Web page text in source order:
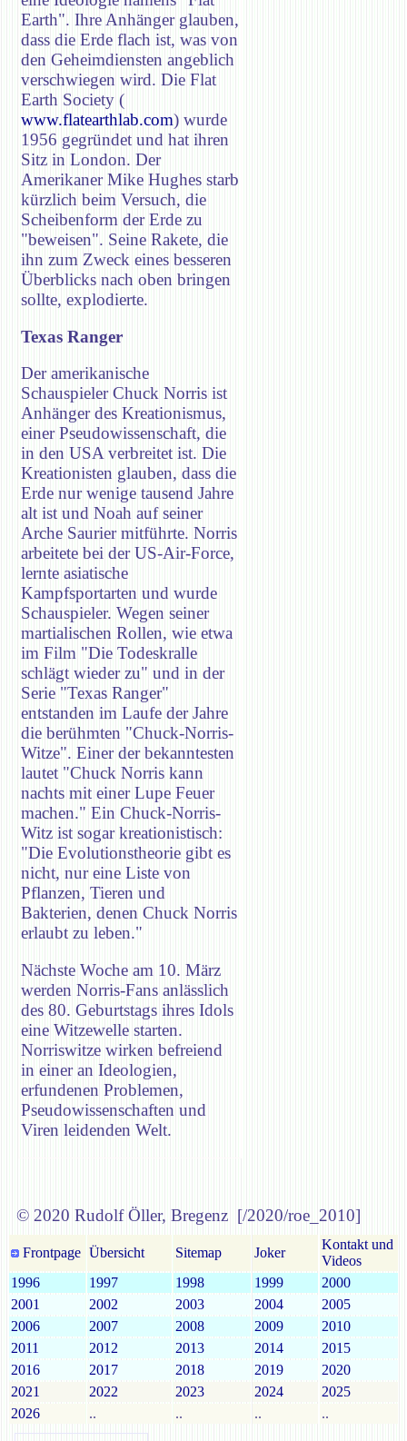
Earth". Ihre Anhänger glauben,
dass die Erde flach ist, was von
den Geheimdiensten angeblich
verschwiegen wird. Die Flat
Earth Society (
www.flatearthlab.com) wurde
1956 gegründet und hat ihren
Sitz in London. Der
Amerikaner Mike Hughes starb
kürzlich beim Versuch, die
Scheibenform der Erde zu
"beweisen". Seine Rakete, die
ihn zum Zweck eines besseren
Überblicks nach oben bringen
sollte, explodierte.
Texas Ranger
Der amerikanische
Schauspieler Chuck Norris ist
Anhänger des Kreationismus,
einer Pseudowissenschaft, die
in den USA verbreitet ist. Die
Kreationisten glauben, dass die
Erde nur wenige tausend Jahre
alt ist und Noah auf seiner
Arche Saurier mitführte. Norris
arbeitete bei der US-Air-Force,
lernte asiatische
Kampfsportarten und wurde
Schauspieler. Wegen seiner
martialischen Rollen, wie etwa
im Film "Die Todeskralle
schlägt wieder zu" und in der
Serie "Texas Ranger"
entstanden im Laufe der Jahre
die berühmten "Chuck-Norris-
Witze". Einer der bekanntesten
lautet "Chuck Norris kann
nachts mit einer Lupe Feuer
machen." Ein Chuck-Norris-
Witz ist sogar kreationistisch:
"Die Evolutionstheorie gibt es
nicht, nur eine Liste von
Pflanzen, Tieren und
Bakterien, denen Chuck Norris
erlaubt zu leben."
Nächste Woche am 10. März
werden Norris-Fans anlässlich
des 80. Geburtstags ihres Idols
eine Witzewelle starten.
Norriswitze wirken befreiend
in einer an Ideologien,
erfundenen Problemen,
Pseudowissenschaften und
Viren leidenden Welt.
© 2020 Rudolf Öller, Bregenz [/2020/roe_2010]
Frontpage Übersicht Sitemap Joker
Kontakt und
Videos
1996
1997 1998 1999
2000
2001
2002 2003 2004
2005
2006
2007 2008 2009
2010
2011
2012 2013 2014
2015
2016
2017 2018 2019
2020
2021
2022 2023 2024
2025
2026
.. .. .. ..